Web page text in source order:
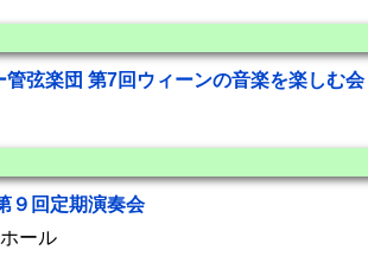
弦楽団 第7回ウィーンの音楽を楽しむ会
９回定期演奏会
ール